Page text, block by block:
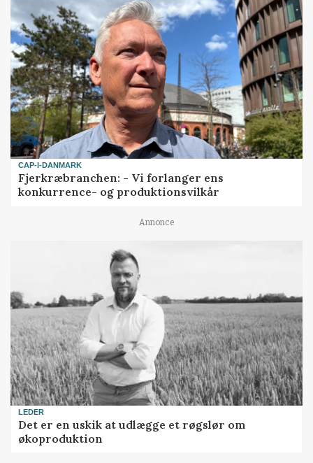
CAP-I-DANMARK
Fjerkræbranchen: - Vi forlanger ens
konkurrence- og produktionsvilkår
Annonce
LEDER
Det er en uskik at udlægge et røgslør om
økoproduktion